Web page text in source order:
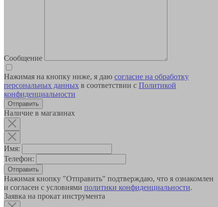
Сообщение
Нажимая на кнопку ниже, я даю согласие на обработку
персональных данных в соответствии с Политикой
конфиденциальности
Наличие в магазинах
Имя:
Телефон:
Отправить
Нажимая кнопку "Отправить" подтверждаю, что я ознакомлен
и согласен с условиями политики конфиденциальности.
Заявка на прокат инструмента